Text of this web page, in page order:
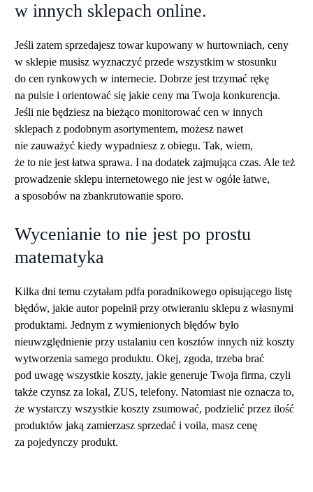
w innych sklepach online.
Jeśli zatem sprzedajesz towar kupowany w hurtowniach, ceny
w sklepie musisz wyznaczyć przede wszystkim w stosunku
do cen rynkowych w internecie. Dobrze jest trzymać rękę
na pulsie i orientować się jakie ceny ma Twoja konkurencja.
Jeśli nie będziesz na bieżąco monitorować cen w innych
sklepach z podobnym asortymentem, możesz nawet
nie zauważyć kiedy wypadniesz z obiegu. Tak, wiem,
że to nie jest łatwa sprawa. I na dodatek zajmująca czas. Ale też
prowadzenie sklepu internetowego nie jest w ogóle łatwe,
a sposobów na zbankrutowanie sporo.
Wycenianie to nie jest po prostu
matematyka
Kilka dni temu czytałam pdfa poradnikowego opisującego listę
błędów, jakie autor popełnił przy otwieraniu sklepu z własnymi
produktami. Jednym z wymienionych błędów było
nieuwzględnienie przy ustalaniu cen kosztów innych niż koszty
wytworzenia samego produktu. Okej, zgoda, trzeba brać
pod uwagę wszystkie koszty, jakie generuje Twoja firma, czyli
także czynsz za lokal, ZUS, telefony. Natomiast nie oznacza to,
że wystarczy wszystkie koszty zsumować, podzielić przez ilość
produktów jaką zamierzasz sprzedać i voila, masz cenę
za pojedynczy produkt.